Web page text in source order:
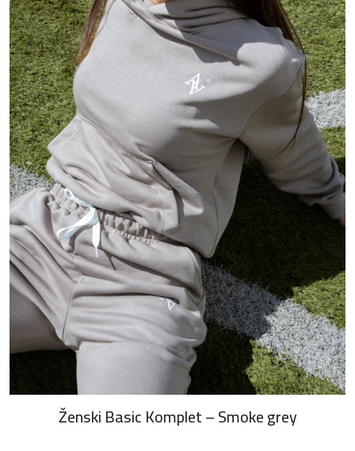
Ženski Basic Komplet – Smoke grey